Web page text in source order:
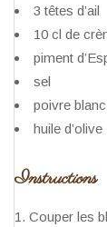
3 têtes d’ail
10 cl de
piment
sel
poivre blanc
huile d’olive
Instructions
Couper les